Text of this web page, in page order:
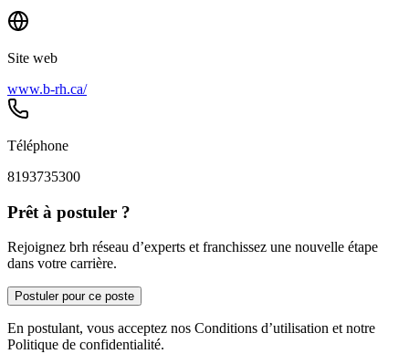
Site web
www.b-rh.ca/
Téléphone
8193735300
Prêt à postuler ?
Rejoignez brh réseau d’experts et franchissez une nouvelle étape
dans votre carrière.
Postuler pour ce poste
En postulant, vous acceptez nos Conditions d’utilisation et notre
Politique de confidentialité.